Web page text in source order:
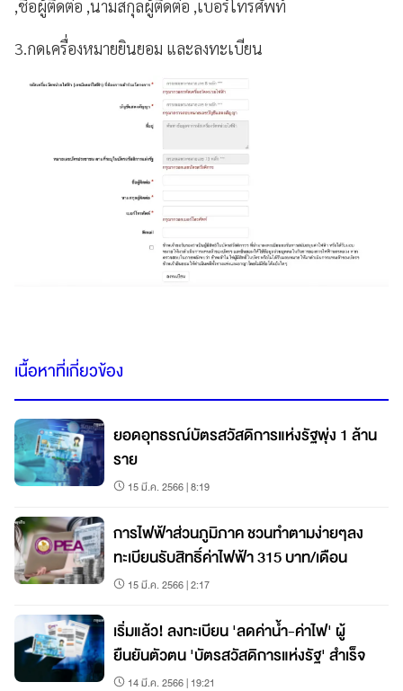
,ชื่อผู้ติดต่อ ,นามสกุลผู้ติดต่อ ,เบอร์โทรศัพท์
3.กดเครื่องหมายยินยอม และลงทะเบียน
เนื้อหาที่เกี่ยวข้อง
ยอดอุทธรณ์บัตรสวัสดิการแห่งรัฐพุ่ง 1 ล้าน
ราย
15 มี.ค. 2566 | 8:19
การไฟฟ้าส่วนภูมิภาค ชวนทำตามง่ายๆลง
ทะเบียนรับสิทธิ์ค่าไฟฟ้า 315 บาท/เดือน
15 มี.ค. 2566 | 2:17
เริ่มแล้ว! ลงทะเบียน 'ลดค่าน้ำ-ค่าไฟ' ผู้
ยืนยันตัวตน 'บัตรสวัสดิการแห่งรัฐ' สำเร็จ
14 มี.ค. 2566 | 19:21